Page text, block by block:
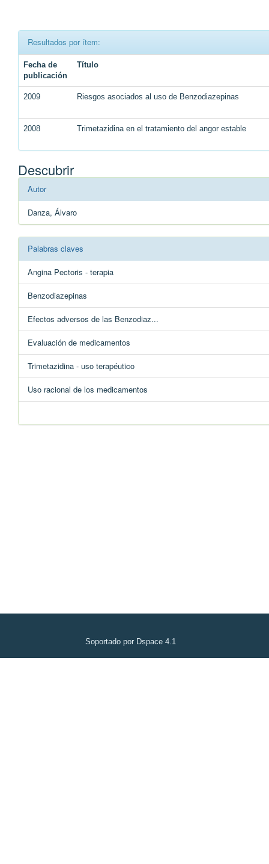
Resultados por ítem:
Fecha de
publicación
Título
2009 Riesgos asociados al uso de Benzodiazepinas
2008 Trimetazidina en el tratamiento del angor estable
Descubrir
Autor
Danza, Álvaro
Palabras claves
Angina Pectoris - terapia
Benzodiazepinas
Efectos adversos de las Benzodiaz...
Evaluación de medicamentos
Trimetazidina - uso terapéutico
Uso racional de los medicamentos
Soportado por Dspace 4.1